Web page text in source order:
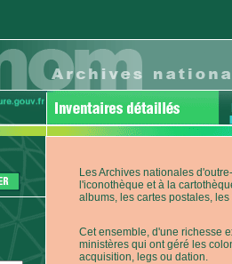
Les Archives nationales
l'iconothèque et à la
albums, les cartes postales,
Cet ensemble, d'une richesse
ministères qui ont géré les
acquisition, legs ou dation.